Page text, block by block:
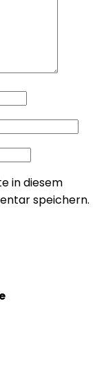
in diesem
speichern.